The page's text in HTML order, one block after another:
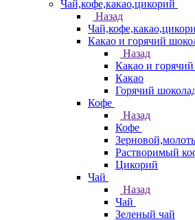
Чай,кофе,какао,цикорий
Назад
Какао и горячий
Назад
Какао и
Какао
Горячий
Кофе
Назад
Кофе
Растворимый
Цикорий
Чай
Назад
Чай
Зеленый чай